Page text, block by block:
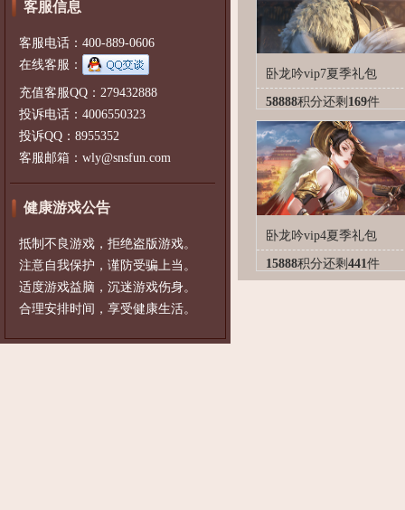
客服信息
客服电话：400-889-0606
在线客服：
充值客服QQ：279432888
投诉电话：4006550323
投诉QQ：8955352
客服邮箱：wly@snsfun.com
健康游戏公告
抵制不良游戏，拒绝盗版游戏。
注意自我保护，谨防受骗上当。
适度游戏益脑，沉迷游戏伤身。
合理安排时间，享受健康生活。
卧龙吟vip7夏季礼包
58888积分还剩 169件
卧龙吟vip4夏季礼包
15888积分还剩 441件